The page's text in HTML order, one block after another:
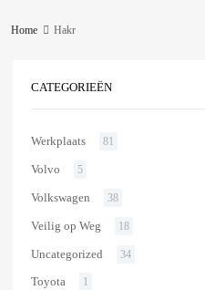
Home Hakr
CATEGORIEËN
Werkplaats 81
Volvo 5
Volkswagen 38
Veilig op Weg 18
Uncategorized 34
Toyota 1